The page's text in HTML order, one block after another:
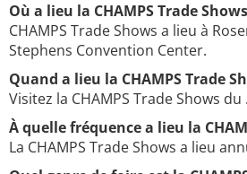
Où a lieu la CHAMPS Trade
CHAMPS Trade Shows a lieu à
Stephens Convention Center.
Quand a lieu la CHAMPS Trade
Visitez la CHAMPS Trade Shows du .
À quelle fréquence a lieu la
La CHAMPS Trade Shows a lieu